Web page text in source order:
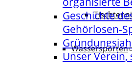
Wassersporten
Geschichte
Gehörlosen-
Unser Verein,